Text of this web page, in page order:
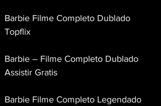
Barbie Filme Completo Dublado
Topflix
Barbie – Filme Completo Dublado
Assistir Gratis
Barbie Filme Completo Legendado